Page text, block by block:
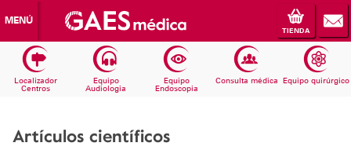
MENÚ
TIENDA
Localizador
Centros
Equipo
Audiologia
Equipo
Endoscopia
Consulta médica Equipo quirúrgico
Artículos científicos